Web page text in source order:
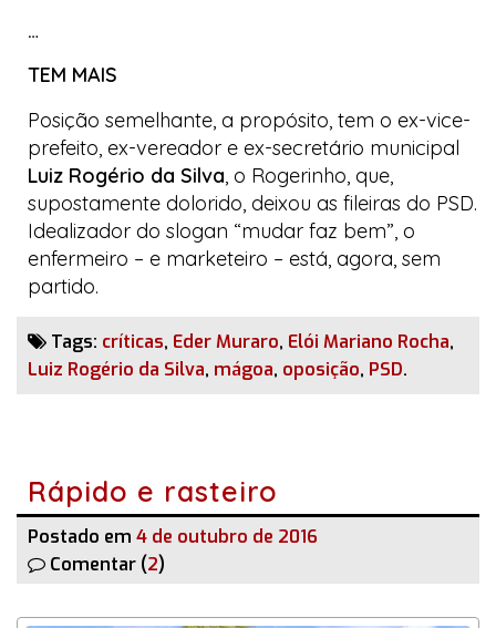
…
TEM MAIS
Posição semelhante, a propósito, tem o ex-vice-
prefeito, ex-vereador e ex-secretário municipal
Luiz Rogério da Silva, o Rogerinho, que,
supostamente dolorido, deixou as fileiras do PSD.
Idealizador do slogan “mudar faz bem”, o
enfermeiro – e marketeiro – está, agora, sem
partido.
Tags: críticas, Eder Muraro, Elói Mariano Rocha,
Luiz Rogério da Silva, mágoa, oposição, PSD.
Rápido e rasteiro
Postado em 4 de outubro de 2016
Comentar (2)